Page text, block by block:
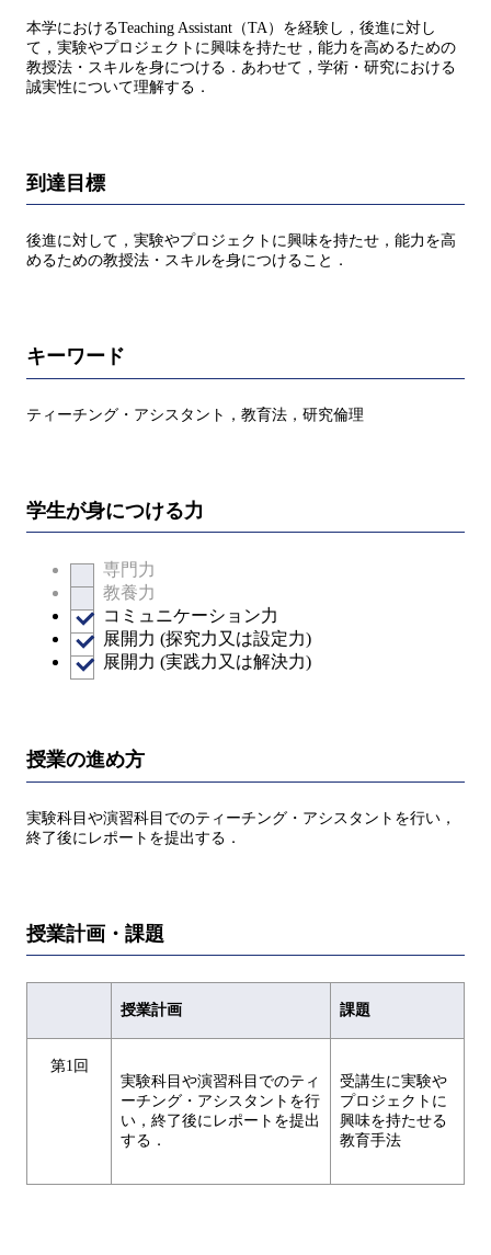
本学におけるTeaching Assistant（TA）を経験し，後進に対し
て，実験やプロジェクトに興味を持たせ，能力を高めるための
教授法・スキルを身につける．あわせて，学術・研究における
誠実性について理解する．
到達目標
後進に対して，実験やプロジェクトに興味を持たせ，能力を高
めるための教授法・スキルを身につけること．
キーワード
ティーチング・アシスタント，教育法，研究倫理
学生が身につける力
専門力
教養力
コミュニケーション力
展開力 (探究力又は設定力)
展開力 (実践力又は解決力)
授業の進め方
実験科目や演習科目でのティーチング・アシスタントを行い，
終了後にレポートを提出する．
授業計画・課題
授業計画 課題
第1回
実験科目や演習科目でのティ
ーチング・アシスタントを行
い，終了後にレポートを提出
する．
受講生に実験や
プロジェクトに
興味を持たせる
教育手法